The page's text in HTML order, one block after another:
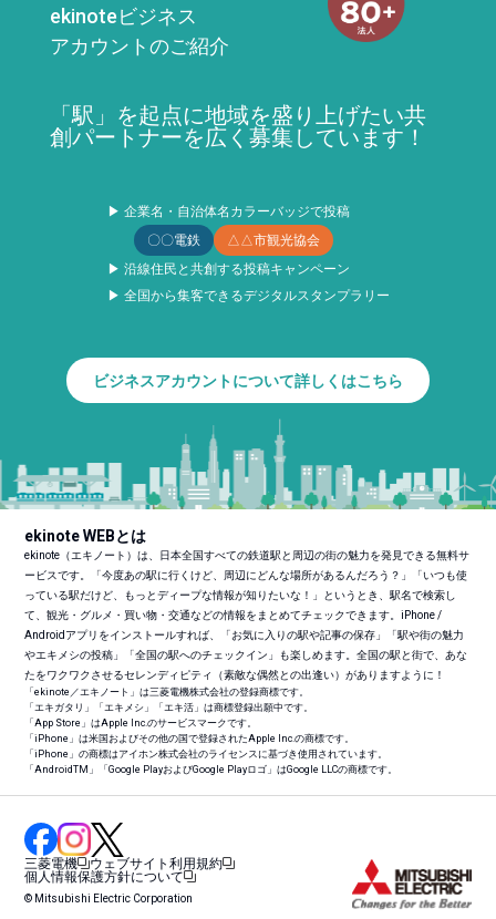
ekinoteビジネス
アカウントのご紹介
「駅」を起点に地域を盛り上げたい共
創パートナーを広く募集しています！
▶ 企業名・自治体名カラーバッジで投稿
〇〇電鉄
△△市観光協会
▶ 沿線住民と共創する投稿キャンペーン
▶ 全国から集客できるデジタルスタンプラリー
ビジネスアカウントについて詳しくはこちら
ekinote WEBとは
ekinote（エキノート）は、日本全国すべての鉄道駅と周辺の街の魅力を発見できる無料サ
ービスです。「今度あの駅に行くけど、周辺にどんな場所があるんだろう？」「いつも使
っている駅だけど、もっとディープな情報が知りたいな！」というとき、駅名で検索し
て、観光・グルメ・買い物・交通などの情報をまとめてチェックできます。iPhone /
Androidアプリをインストールすれば、「お気に入りの駅や記事の保存」「駅や街の魅力
やエキメシの投稿」「全国の駅へのチェックイン」も楽しめます。全国の駅と街で、あな
たをワクワクさせるセレンディピティ（素敵な偶然との出逢い）がありますように！
「ekinote／エキノート」は三菱電機株式会社の登録商標です。
「エキガタリ」「エキメシ」「エキ活」は商標登録出願中です。
「App Store」はApple Inc.のサービスマークです。
「iPhone」は米国およびその他の国で登録されたApple Inc.の商標です。
「iPhone」の商標はアイホン株式会社のライセンスに基づき使用されています。
「AndroidTM 」「Google PlayおよびGoogle Playロゴ」はGoogle LLCの商標です。
三菱電機
ウェブサイト利用規約
個人情報保護方針について
© Mitsubishi Electric Corporation